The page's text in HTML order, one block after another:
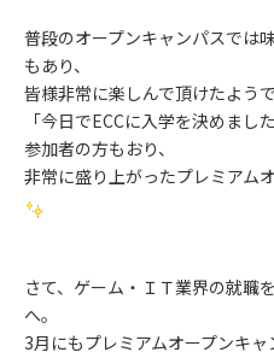
普段のオープンキャンパスでは
もあり、
皆様非常に楽しんで頂けたよう
「今日でECCに入学を決めました
参加者の方もおり、
非常に盛り上がったプレミアム
さて、ゲーム・ＩＴ業界の就職
へ。
3月にもプレミアムオープンキ